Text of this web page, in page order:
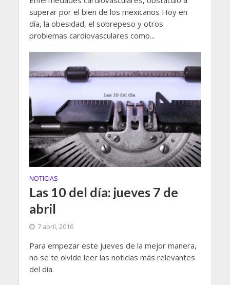
superar por el bien de los mexicanos Hoy en
día, la obesidad, el sobrepeso y otros
problemas cardiovasculares como...
NOTICIAS
Las 10 del día: jueves 7 de
abril
7 abril, 2016
Para empezar este jueves de la mejor manera,
no se te olvide leer las noticias más relevantes
del día.